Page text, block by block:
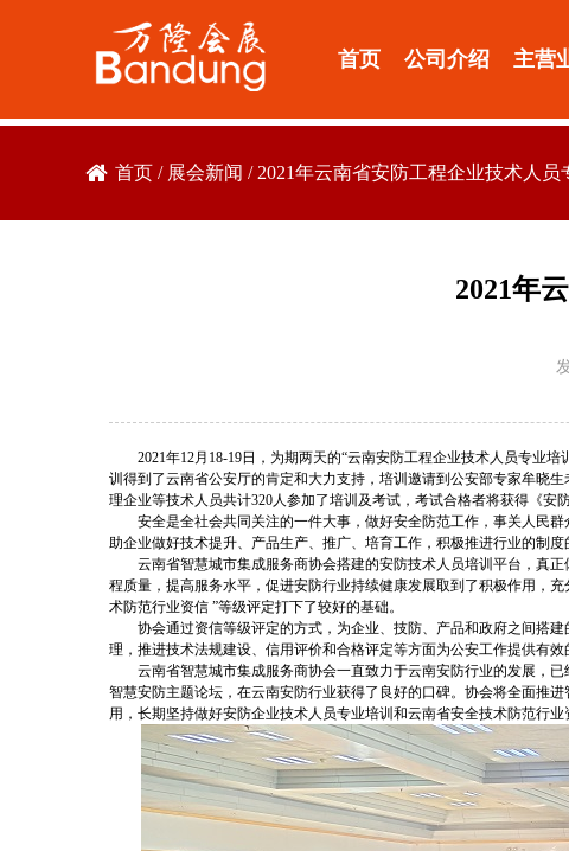
首页 公司介绍 主营
首页 / 展会新闻 / 2021年云南省安防工程企业技术人员
2021年
2021年12月18-19日，为期两天的“云南安防工程企业技术人员专业
训得到了云南省公安厅的肯定和大力支持，培训邀请到公安部专家牟晓
理企业等技术人员共计320人参加了培训及考试，考试合格者将获得《安
安全是全社会共同关注的一件大事，做好安全防范工作，事关人民
助企业做好技术提升、产品生产、推广、培育工作，积极推进行业的制
云南省智慧城市集成服务商协会搭建的安防技术人员培训平台，真
程质量，提高服务水平，促进安防行业持续健康发展取到了积极作用，
术防范行业资信 ”等级评定打下了较好的基础。
协会通过资信等级评定的方式，为企业、技防、产品和政府之间搭
理，推进技术法规建设、信用评价和合格评定等方面为公安工作提供有
云南省智慧城市集成服务商协会一直致力于云南安防行业的发展，
智慧安防主题论坛，在云南安防行业获得了良好的口碑。协会将全面推
用，长期坚持做好安防企业技术人员专业培训和云南省安全技术防范行